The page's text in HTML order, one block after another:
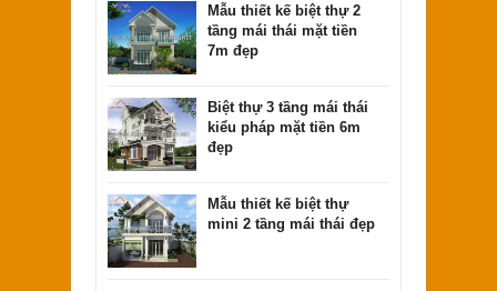
Mẫu thiết kế nhà 2 tầng đẹp 400 triệu
hiện đại
Mẫu thiết kế biệt thự 2
tầng mái thái mặt tiền
7m đẹp
Biệt thự 3 tầng mái thái
kiểu pháp mặt tiền 6m
đẹp
Mẫu thiết kế biệt thự
mini 2 tầng mái thái đẹp